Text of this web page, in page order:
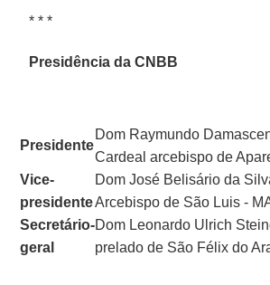
* * *
Presidência da CNBB
Presidente
Dom Raymundo
Cardeal arcebispo de
Vice-
presidente
Dom José Belisário da
Arcebispo de São Luis -
Secretário-
geral
Dom Leonardo Ulrich
prelado de São Félix do